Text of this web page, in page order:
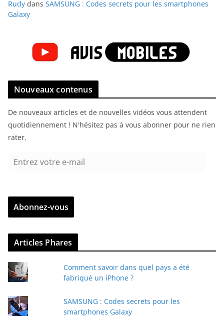
Rudy dans SAMSUNG : Codes secrets pour les smartphones
Galaxy
Nouveaux contenus
De nouveaux articles et de nouvelles vidéos vous attendent
quotidiennement ! N'hésitez pas à vous abonner pour ne rien
rater.
r
z
v
r
e
e
-
Abonnez-vous
Articles Phares
Comment savoir dans quel pays a été
fabriqué un iPhone ?
SAMSUNG : Codes secrets pour les
smartphones Galaxy